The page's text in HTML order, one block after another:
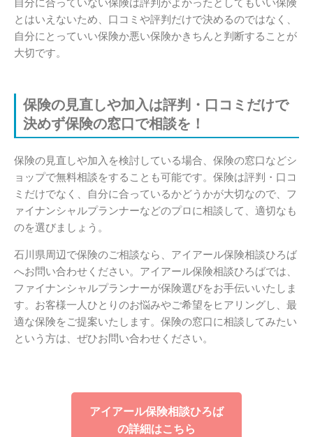
自分に合っていない保険は評判がよかったとしてもいい保険
とはいえないため、口コミや評判だけで決めるのではなく、
自分にとっていい保険か悪い保険かきちんと判断することが
大切です。
保険の見直しや加入は評判・口コミだけで
決めず保険の窓口で相談を！
保険の見直しや加入を検討している場合、保険の窓口などシ
ョップで無料相談をすることも可能です。保険は評判・口コ
ミだけでなく、自分に合っているかどうかが大切なので、フ
ァイナンシャルプランナーなどのプロに相談して、適切なも
のを選びましょう。
石川県周辺で保険のご相談なら、アイアール保険相談ひろば
へお問い合わせください。アイアール保険相談ひろばでは、
ファイナンシャルプランナーが保険選びをお手伝いいたしま
す。お客様一人ひとりのお悩みやご希望をヒアリングし、最
適な保険をご提案いたします。保険の窓口に相談してみたい
という方は、ぜひお問い合わせください。
アイアール保険相談ひろば
の詳細はこちら